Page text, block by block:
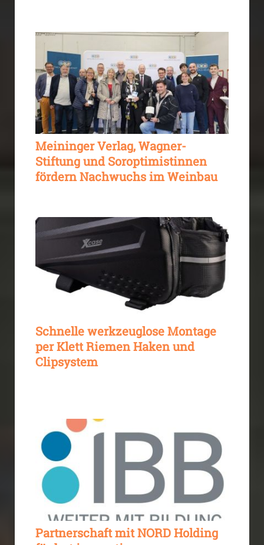
Meininger Verlag, Wagner-
Stiftung und Soroptimistinnen
fördern Nachwuchs im Weinbau
Schnelle werkzeuglose Montage
per Klett Riemen Haken und
Clipsystem
Partnerschaft mit NORD Holding